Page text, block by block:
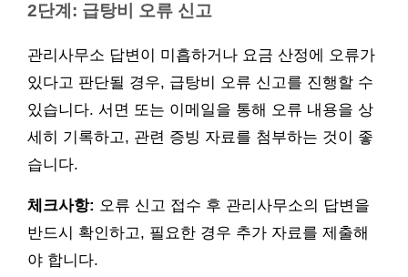
2단계: 급탕비 오류 신고
관리사무소 답변이 미흡하거나 요금 산정에 오류가
있다고 판단될 경우, 급탕비 오류 신고를 진행할 수
있습니다. 서면 또는 이메일을 통해 오류 내용을 상
세히 기록하고, 관련 증빙 자료를 첨부하는 것이 좋
습니다.
체크사항: 오류 신고 접수 후 관리사무소의 답변을
반드시 확인하고, 필요한 경우 추가 자료를 제출해
야 합니다.